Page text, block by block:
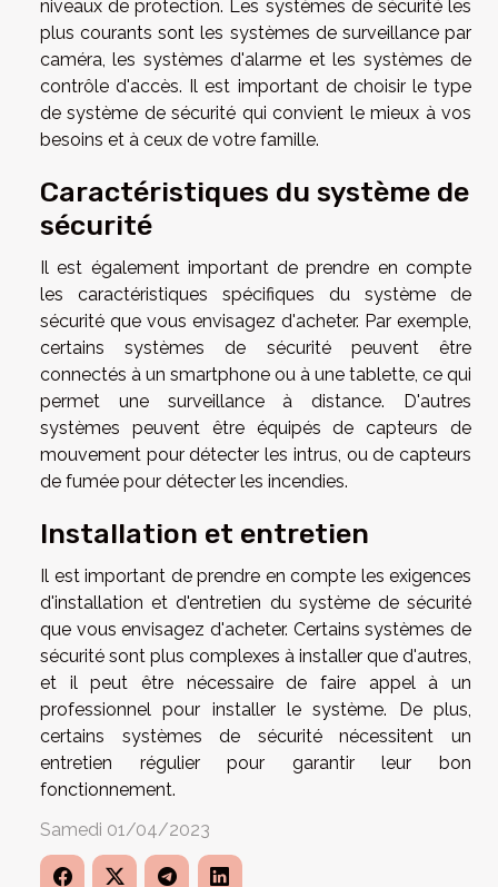
niveaux de protection. Les systèmes de sécurité les
plus courants sont les systèmes de surveillance par
caméra, les systèmes d'alarme et les systèmes de
contrôle d'accès. Il est important de choisir le type
de système de sécurité qui convient le mieux à vos
besoins et à ceux de votre famille.
Caractéristiques du système de
sécurité
Il est également important de prendre en compte
les caractéristiques spécifiques du système de
sécurité que vous envisagez d'acheter. Par exemple,
certains systèmes de sécurité peuvent être
connectés à un smartphone ou à une tablette, ce qui
permet une surveillance à distance. D'autres
systèmes peuvent être équipés de capteurs de
mouvement pour détecter les intrus, ou de capteurs
de fumée pour détecter les incendies.
Installation et entretien
Il est important de prendre en compte les exigences
d'installation et d'entretien du système de sécurité
que vous envisagez d'acheter. Certains systèmes de
sécurité sont plus complexes à installer que d'autres,
et il peut être nécessaire de faire appel à un
professionnel pour installer le système. De plus,
certains systèmes de sécurité nécessitent un
entretien régulier pour garantir leur bon
fonctionnement.
Samedi 01/04/2023